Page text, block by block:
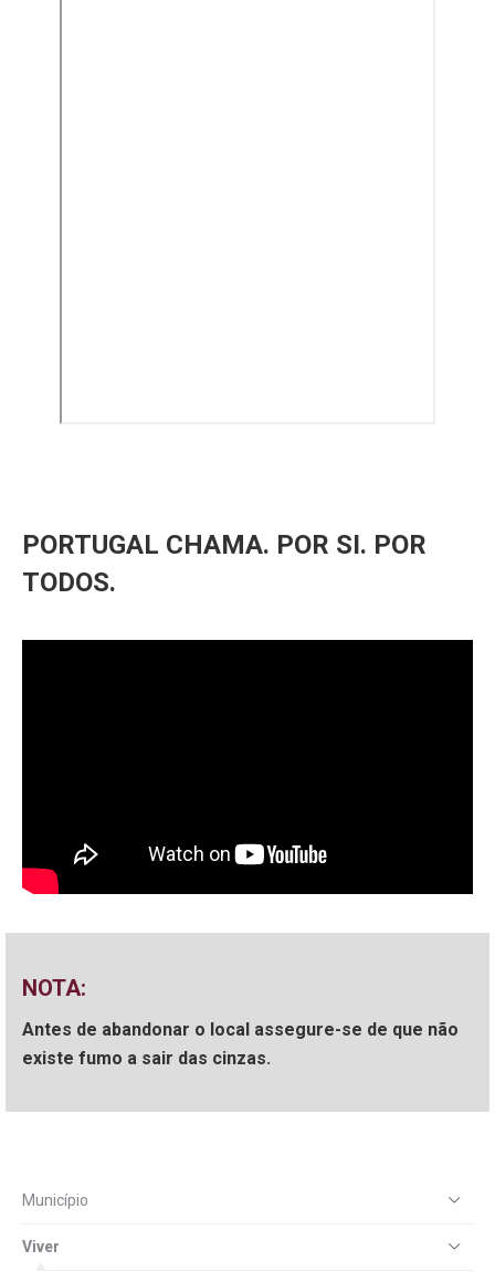
PORTUGAL CHAMA. POR SI. POR
TODOS.
NOTA:
Antes de abandonar o local assegure-se de que não
existe fumo a sair das cinzas.
Município
Viver